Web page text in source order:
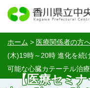
ホーム > 医療関係者の方
(木)19時～20時 進化を続
可能な心臓カテーテル治
【医療セミ